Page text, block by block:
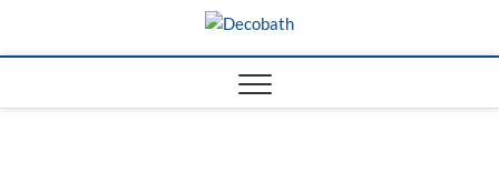
contenido
Decobath
COCINAS EN MÁLAGA